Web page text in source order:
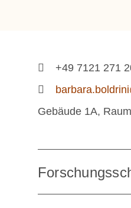
+49 7121 271
Gebäude 1A,